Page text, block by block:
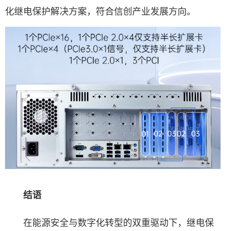
化继电保护解决方案，符合信创产业发展方向。
结语
在能源安全与数字化转型的双重驱动下，继电保